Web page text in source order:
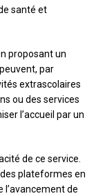
santé et
proposant un
par
extrascolaires
ou des services
l’accueil par un
de ce service.
plateformes en
l’avancement de